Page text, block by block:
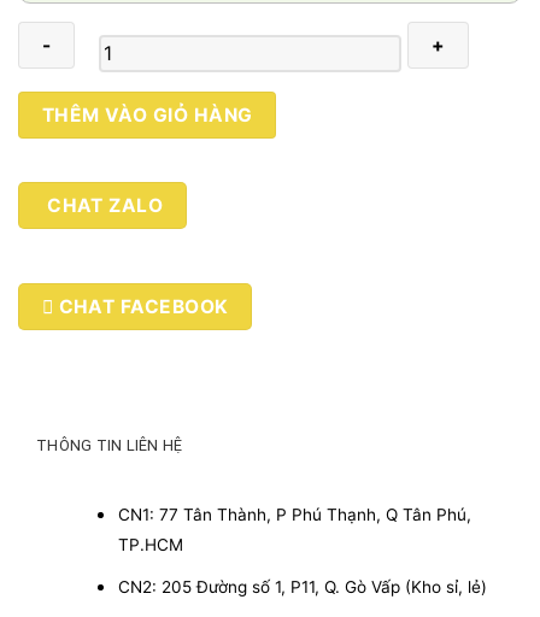
Chiều
mộng
số
lượng
THÊM VÀO GIỎ HÀNG
CHAT ZALO
CHAT FACEBOOK
THÔNG TIN LIÊN HỆ
CN1: 77 Tân Thành, P Phú Thạnh, Q Tân Phú,
TP.HCM
CN2: 205 Đường số 1, P11, Q. Gò Vấp (Kho sỉ, lẻ)